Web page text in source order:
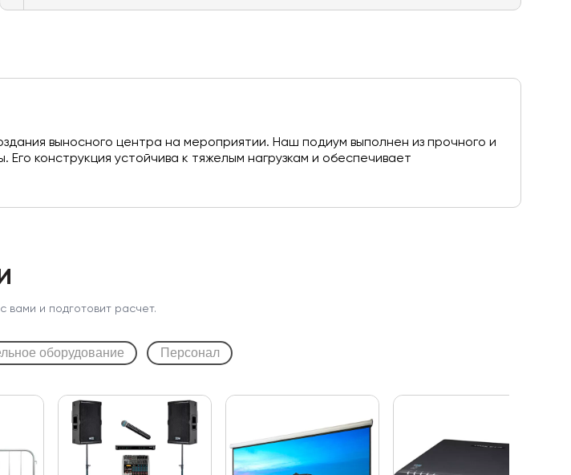
выносного центра на мероприятии. Наш подиум выполнен из прочного и
конструкция устойчива к тяжелым нагрузкам и обеспечивает
вами и подготовит расчет.
оборудование Персонал